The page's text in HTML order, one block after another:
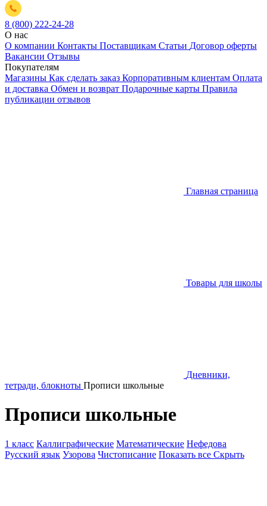
8 (800) 222-24-28
О нас
О компании Контакты Поставщикам Статьи Договор оферты
Вакансии Отзывы
Покупателям
Магазины Как сделать заказ Корпоративным клиентам Оплата
и доставка Обмен и возврат Подарочные карты Правила
публикации отзывов
Главная страница
Товары для школы
Дневники,
тетради, блокноты Прописи школьные
Прописи школьные
1 класс Каллиграфические Математические Нефедова
Русский язык Узорова Чистописание Показать все Скрыть